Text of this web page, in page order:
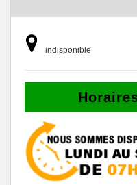
indisponible